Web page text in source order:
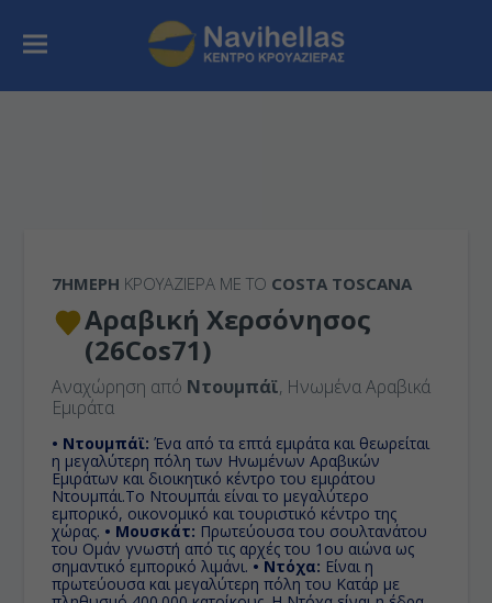
7ΉΜΕΡΗ ΚΡΟΥΑΖΙΕΡΑ ΜΕ ΤΟ COSTA TOSCANA
Αραβική Χερσόνησος
(26Cos71)
Αναχώρηση από Ντουμπάϊ, Ηνωμένα Αραβικά
Εμιράτα
• Ντουμπάϊ: Ένα από τα επτά εμιράτα και θεωρείται
η μεγαλύτερη πόλη των Ηνωμένων Αραβικών
Εμιράτων και διοικητικό κέντρο του εμιράτου
Ντουμπάι.Το Ντουμπάι είναι το μεγαλύτερο
εμπορικό, οικονομικό και τουριστικό κέντρο της
χώρας. • Μουσκάτ: Πρωτεύουσα του σουλτανάτου
του Ομάν γνωστή από τις αρχές του 1ου αιώνα ως
σημαντικό εμπορικό λιμάνι.• Ντόχα: Είναι η
πρωτεύουσα και μεγαλύτερη πόλη του Κατάρ με